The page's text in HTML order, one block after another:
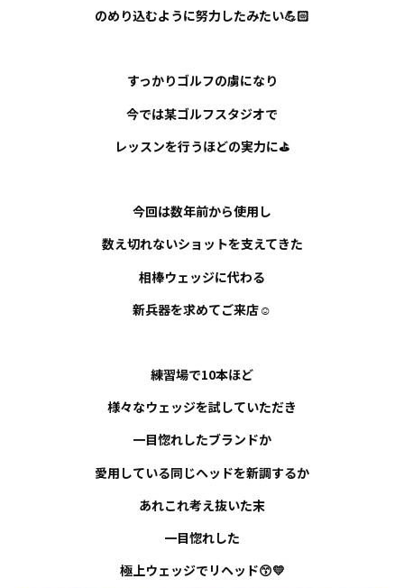
のめり込むように努力したみたい💪🏻
すっかりゴルフの虜になり
今では某ゴルフスタジオで
レッスンを行うほどの実力に⛳️
今回は数年前から使用し
数え切れないショットを支えてきた
相棒ウェッジに代わる
新兵器を求めてご来店☺︎
練習場で10本ほど
様々なウェッジを試していただき
一目惚れしたブランドか
愛用している同じヘッドを新調するか
あれこれ考え抜いた末
一目惚れした
極上ウェッジでリヘッド😙💛